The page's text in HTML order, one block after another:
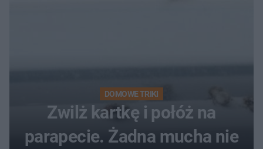
DOMOWE TRIKI
Zwilż kartkę i połóż na
parapecie. Żadna mucha nie